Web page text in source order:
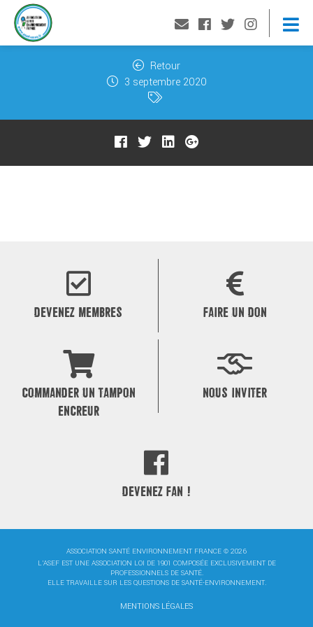
Retour
3 septembre 2020
DEVENEZ MEMBRES FAIRE UN DON
COMMANDER UN TAMPON
ENCREUR
NOUS INVITER
DEVENEZ FAN !
ASSOCIATION SANTÉ ENVIRONNEMENT FRANCE © 2026
L'ASEF EST UNE ASSOCIATION LOI DE 1901 COMPOSÉE EXCLUSIVEMENT DE
PROFESSIONNELS DE SANTÉ.
ELLE TRAVAILLE SUR LES QUESTIONS DE SANTÉ-ENVIRONNEMENT.
MENTIONS LÉGALES